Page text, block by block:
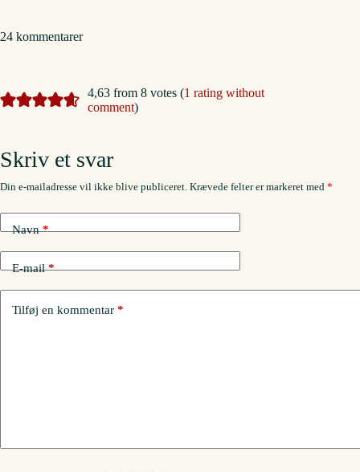
24 kommentarer
4,63 from 8 votes (1 rating without
comment)
Skriv et svar
Din e-mailadresse vil ikke blive publiceret. Krævede felter er markeret med *
Navn*
E-mail*
Tilføj en kommentar *